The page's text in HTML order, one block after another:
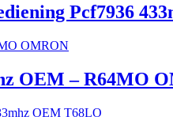
Pcf7936
OEM – R64MO